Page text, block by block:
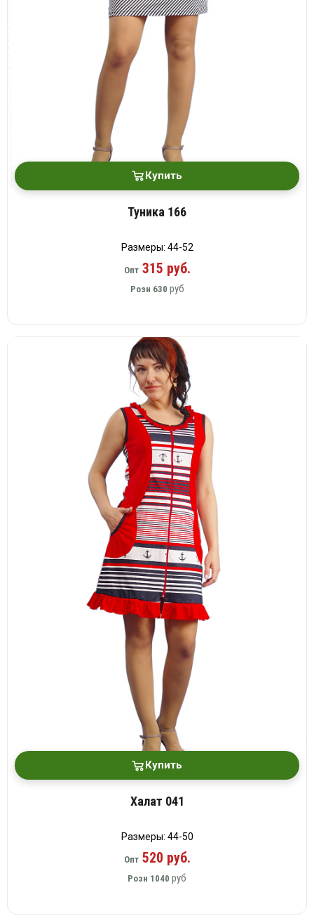
Купить
Туника 166
Размеры: 44-52
Опт315 руб.
Розн 630 руб
Купить
Халат 041
Размеры: 44-50
Опт520 руб.
Розн 1040 руб